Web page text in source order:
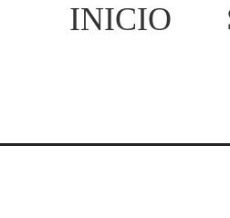
INICIO